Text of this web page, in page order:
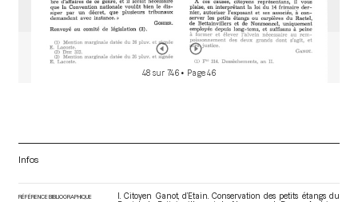
48 sur 746 • Page 46
Infos
RÉFÉRENCE BIBLIOGRAPHIQUE
I. Citoyen Ganot, d’Etain. Conservation des petits étangs du